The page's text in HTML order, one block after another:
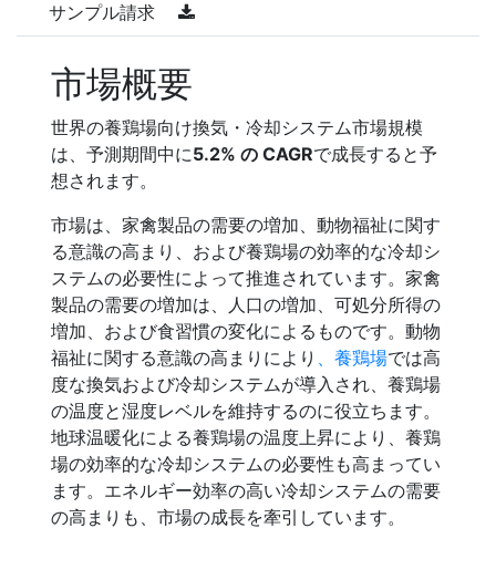
サンプル請求
市場概要
世界の養鶏場向け換気・冷却システム市場規模
は、予測期間中に5.2% の CAGRで成長すると予
想されます。
市場は、家禽製品の需要の増加、動物福祉に関す
る意識の高まり、および養鶏場の効率的な冷却シ
ステムの必要性によって推進されています。家禽
製品の需要の増加は、人口の増加、可処分所得の
増加、および食習慣の変化によるものです。動物
福祉に関する意識の高まりにより 、養鶏場では高
度な換気および冷却システムが導入され、養鶏場
の温度と湿度レベルを維持するのに役立ちます。
地球温暖化による養鶏場の温度上昇により、養鶏
場の効率的な冷却システムの必要性も高まってい
ます。エネルギー効率の高い冷却システムの需要
の高まりも、市場の成長を牽引しています。